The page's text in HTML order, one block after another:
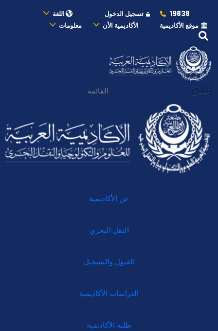
19838 تسجيل الدخول
اللغة
موقع الأكاديمية
الأكاديمية الأن معلومات
إغلاق القائمة
عن الأكاديمية
النقل البحري
القبول والتسجيل
الدراسات الأكاديمية
طلبة الأكاديمية